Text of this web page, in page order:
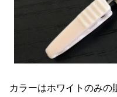
カラーはホワイトのみの